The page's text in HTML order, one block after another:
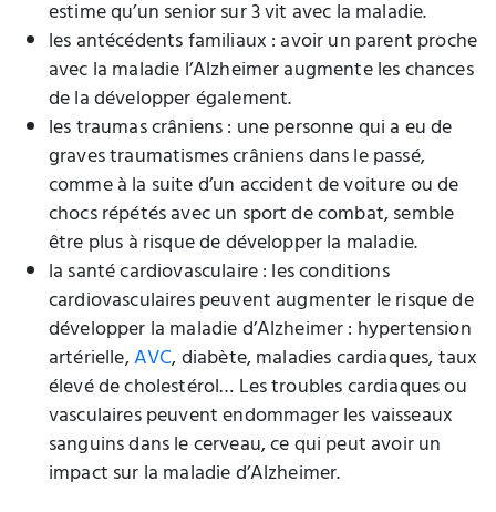
estime qu’un senior sur 3 vit avec la maladie.
les antécédents familiaux : avoir un parent proche
avec la maladie l’Alzheimer augmente les chances
de la développer également.
les traumas crâniens : une personne qui a eu de
graves traumatismes crâniens dans le passé,
comme à la suite d’un accident de voiture ou de
chocs répétés avec un sport de combat, semble
être plus à risque de développer la maladie.
la santé cardiovasculaire : les conditions
cardiovasculaires peuvent augmenter le risque de
développer la maladie d’Alzheimer : hypertension
artérielle,AVC, diabète, maladies cardiaques, taux
élevé de cholestérol… Les troubles cardiaques ou
vasculaires peuvent endommager les vaisseaux
sanguins dans le cerveau, ce qui peut avoir un
impact sur la maladie d’Alzheimer.